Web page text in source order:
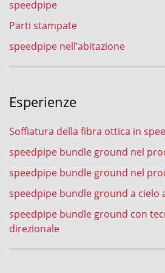
speedpipe
Parti stampate
speedpipe nell’abitazione
Esperienze
Soffiatura della fibra ottica in
speedpipe bundle ground nel
speedpipe bundle ground nel
speedpipe bundle ground a cielo
speedpipe bundle ground con
direzionale